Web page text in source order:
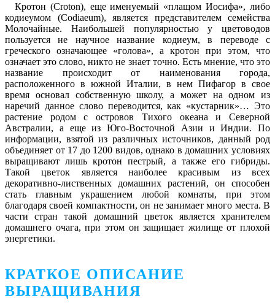
Кротон (Croton), еще именуемый «плащом Иосифа», либо
кодиеумом (Codiaeum), является представителем семейства
Молочайные. Наибольшей популярностью у цветоводов
пользуется не научное название кодиеум, в переводе с
греческого означающее «голова», а кротон при этом, что
означает это слово, никто не знает точно. Есть мнение, что это
название происходит от наименования города,
расположенного в южной Италии, в нем Пифагор в свое
время основал собственную школу, а может на одном из
наречий данное слово переводится, как «кустарник»… Это
растение родом с островов Тихого океана и Северной
Австралии, а еще из Юго-Восточной Азии и Индии. По
информации, взятой из различных источников, данный род
объединяет от 17 до 1200 видов, однако в домашних условиях
выращивают лишь кротон пестрый, а также его гибриды.
Такой цветок является наиболее красивым из всех
декоративно-лиственных домашних растений, он способен
стать главным украшением любой комнаты, при этом
благодаря своей компактности, он не занимает много места. В
части стран такой домашний цветок является хранителем
домашнего очага, при этом он защищает жилище от плохой
энергетики.
КРАТКОЕ ОПИСАНИЕ
ВЫРАЩИВАНИЯ